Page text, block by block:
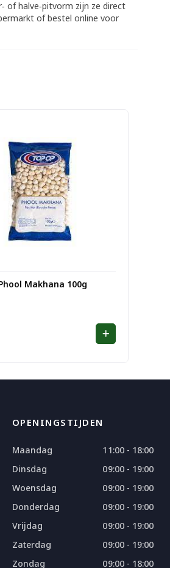
of halve‑pitvorm zijn ze direct
of bestel online voor
Makhana 100g
OPENINGSTIJDEN
Maandag
11:00 - 18:00
Dinsdag
09:00 - 19:00
Woensdag
09:00 - 19:00
Donderdag
09:00 - 19:00
Vrijdag
09:00 - 19:00
Zaterdag
09:00 - 19:00
Zondag
09:00 - 18:00